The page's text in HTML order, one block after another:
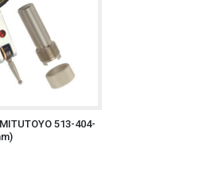
513-404-